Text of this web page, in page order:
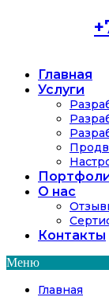
Главная
Услуги
О нас
Контакты
Меню
Главная